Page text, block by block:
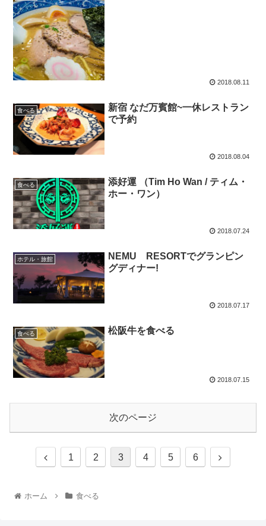
2018.08.11
食べる
新宿 なだ万賓館~一休レストラン
で予約
2018.08.04
食べる
添好運 （Tim Ho Wan / ティム・
ホー・ワン）
2018.07.24
ホテル・旅館
NEMU RESORTでグランピン
グディナー!
2018.07.17
食べる 松阪牛を食べる
2018.07.15
次のページ
1 2 3 4 5 6
ホーム 食べる